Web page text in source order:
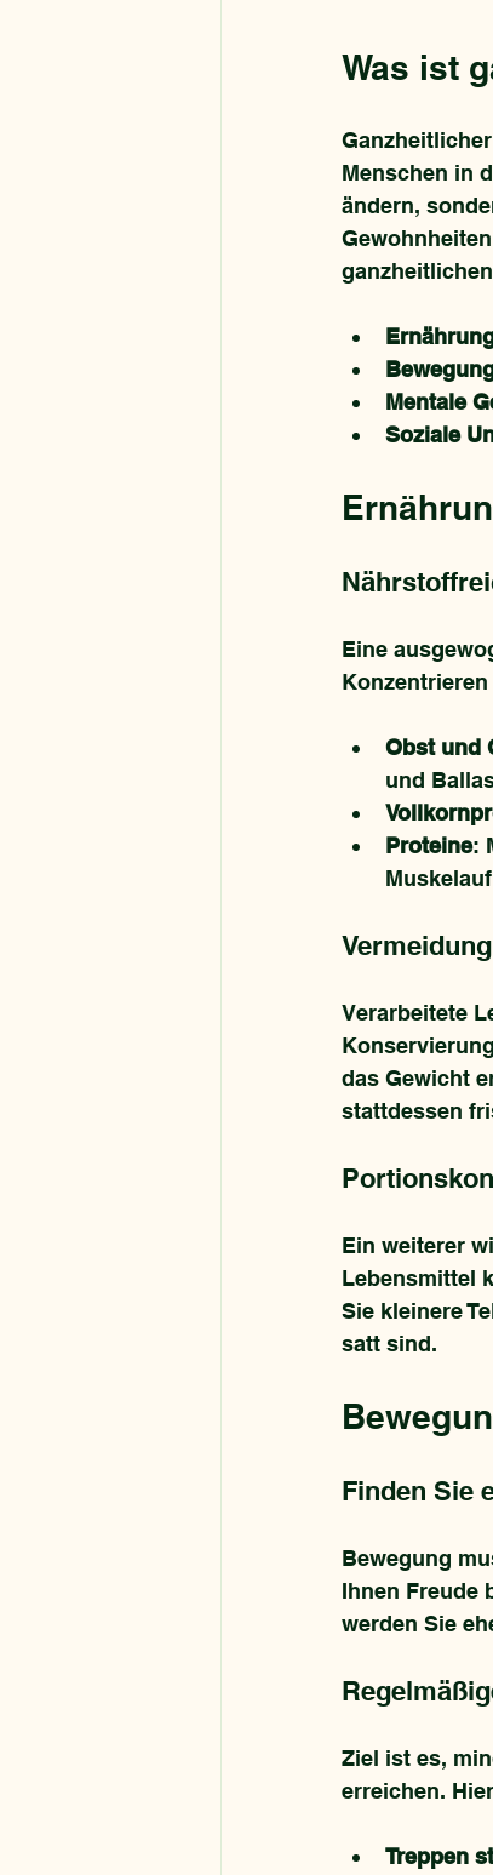
Was ist
Menschen in
ändern,
Mentale
Soziale
Eine
Obst und
und
Proteine:
Verarbeitete
das Gewicht
stattdessen
Ein weiterer
Lebensmittel
Sie kleinere
satt sind.
Finden Sie
Bewegung
Ihnen Freude
werden Sie
Ziel ist es,
erreichen.
Treppen